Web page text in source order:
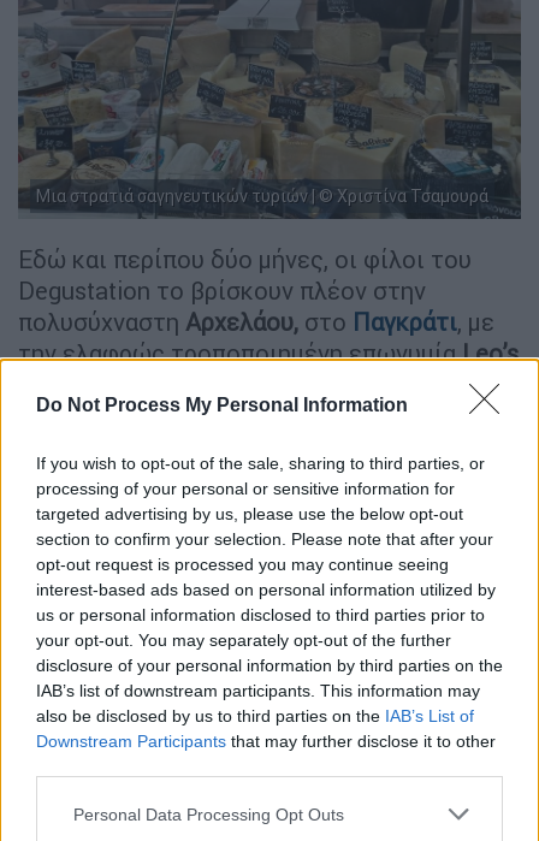
Do Not Process My Personal Information
If you wish to opt-out of the sale, sharing to third parties, or
processing of your personal or sensitive information for
targeted advertising by us, please use the below opt-out
section to confirm your selection. Please note that after your
opt-out request is processed you may continue seeing
interest-based ads based on personal information utilized by
us or personal information disclosed to third parties prior to
your opt-out. You may separately opt-out of the further
disclosure of your personal information by third parties on the
IAB’s list of downstream participants. This information may
also be disclosed by us to third parties on the IAB’s List of
Downstream Participants that may further disclose it to other
Please note that this website/app uses one or more Google
Personal Data Processing Opt Outs
Μια στρατιά σαγηνευτικών τυριών | © Χριστίνα Τσαμουρά
Εδώ και περίπου δύο μήνες, οι φίλοι του
Degustation το βρίσκουν πλέον στην
πολυσύχναστη Αρχελάου, στο Παγκράτι, με
την ελαφρώς τροποποιημένη επωνυμίαLeo’s
Σίδνεϊ, όπου γεννήθηκε και μεγάλωσε, ως
του μικρού του ονόματος σηματοδοτεί το
φρέσκο αεράκι που φυσά στον νέο χώρο,
όπου πάντως σε περιμένουν τα ίδια ζεστά
χαμόγελα, η ίδια ευγένεια και η ποιότητα που
ήδη ενδέχεται να είχες ξεχωρίσει.